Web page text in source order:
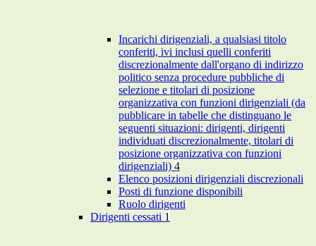
Incarichi dirigenziali, a qualsiasi titolo
conferiti, ivi inclusi quelli conferiti
discrezionalmente dall'organo di indirizzo
politico senza procedure pubbliche di
selezione e titolari di posizione
organizzativa con funzioni dirigenziali (da
pubblicare in tabelle che distinguano le
seguenti situazioni: dirigenti, dirigenti
individuati discrezionalmente, titolari di
posizione organizzativa con funzioni
dirigenziali) 4
Elenco posizioni dirigenziali discrezionali
Posti di funzione disponibili
Ruolo dirigenti
Dirigenti cessati 1